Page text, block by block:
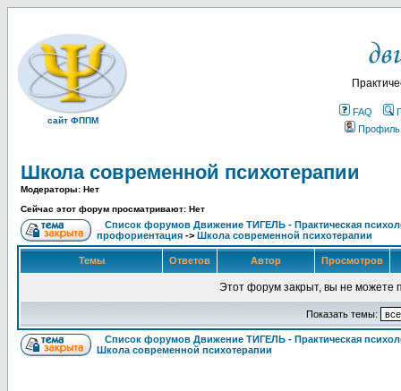
сайт ФППМ
FAQ
Профиль
Школа современной психотерапии
Модераторы: Нет
Сейчас этот форум просматривают: Нет
Список форумов Движение ТИГЕЛЬ - Практическая
профориентация -> Школа современной психотерапии
Темы Ответов Автор Просмотров
Этот форум закрыт, вы не можете
Показать темы:
Список форумов Движение ТИГЕЛЬ - Практическая
Школа современной психотерапии